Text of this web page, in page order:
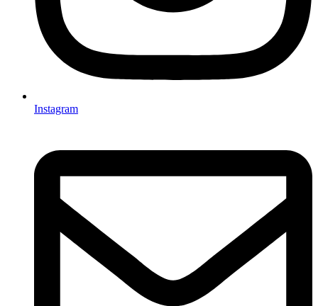
Instagram